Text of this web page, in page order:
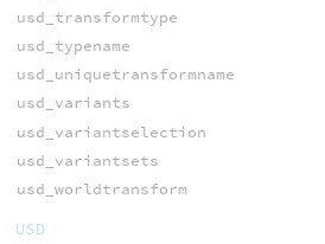
usd_transformtype
usd_typename
usd_uniquetransformname
usd_variants
usd_variantselection
usd_variantsets
usd_worldtransform
USD